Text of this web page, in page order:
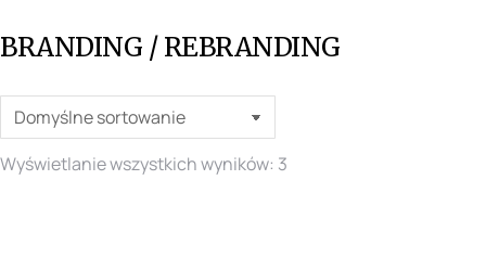
BRANDING / REBRANDING
Wyświetlanie wszystkich wyników: 3